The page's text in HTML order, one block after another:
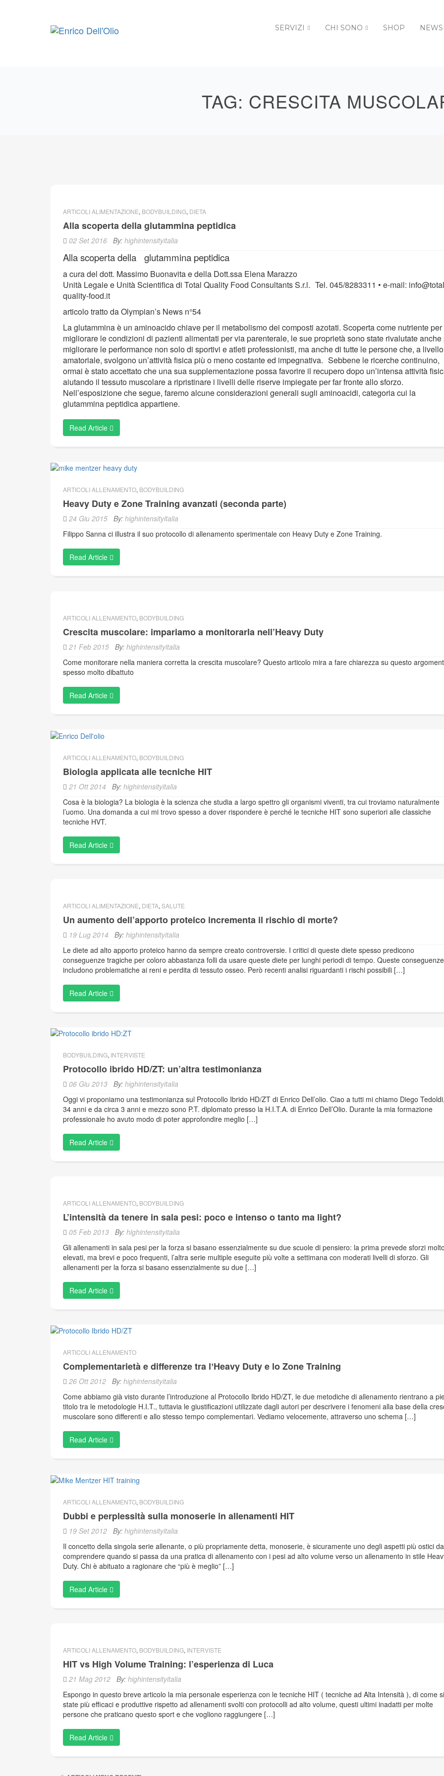
SERVIZI CHI SONO SHOP
TAG: CRESCITA
ARTICOLI ALIMENTAZIONE, BODYBUILDING, DIETA
Alla scoperta della glutammina peptidica
02 Set 2016 By: highintensityitalia
Alla scoperta della glutammina peptidica
a cura del dott. Massimo Buonavita e della Dott.ssa Elena Marazzo
Unità Legale e Unità Scientifica di Total Quality Food Consultants S.r.l. Tel. 045/8283311 • e-mail:
quality-food.it
articolo tratto da Olympian’s News n°54
La glutammina è un aminoacido chiave per il metabolismo dei composti azotati. Scoperta come nutriente per
migliorare le condizioni di pazienti alimentati per via parenterale, le sue proprietà sono state rivalutate anche
migliorare le performance non solo di sportivi e atleti professionisti, ma anche di tutte le persone che, a livello
amatoriale, svolgono un’attività fisica più o meno costante ed impegnativa. Sebbene le ricerche continuino,
ormai è stato accettato che una sua supplementazione possa favorire il recupero dopo un’intensa attività
aiutando il tessuto muscolare a ripristinare i livelli delle riserve impiegate per far fronte allo sforzo.
Nell’esposizione che segue, faremo alcune considerazioni generali sugli aminoacidi, categoria cui la
glutammina peptidica appartiene.
Read Article
ARTICOLI ALLENAMENTO, BODYBUILDING
Heavy Duty e Zone Training avanzati (seconda parte)
24 Giu 2015 By: highintensityitalia
Filippo Sanna ci illustra il suo protocollo di allenamento sperimentale con Heavy Duty e Zone Training.
Read Article
ARTICOLI ALLENAMENTO, BODYBUILDING
Crescita muscolare: impariamo a monitorarla nell’Heavy Duty
21 Feb 2015 By: highintensityitalia
Come monitorare nella maniera corretta la crescita muscolare? Questo articolo mira a fare chiarezza su questo
spesso molto dibattuto
Read Article
ARTICOLI ALLENAMENTO, BODYBUILDING
Biologia applicata alle tecniche HIT
21 Ott 2014 By: highintensityitalia
Cosa è la biologia? La biologia è la scienza che studia a largo spettro gli organismi viventi, tra cui troviamo naturalmente
l’uomo. Una domanda a cui mi trovo spesso a dover rispondere è perché le tecniche HIT sono superiori alle classiche
tecniche HVT.
Read Article
ARTICOLI ALIMENTAZIONE, DIETA, SALUTE
Un aumento dell’apporto proteico incrementa il rischio di morte?
19 Lug 2014 By: highintensityitalia
Le diete ad alto apporto proteico hanno da sempre creato controversie. I critici di queste diete spesso predicono
conseguenze tragiche per coloro abbastanza folli da usare queste diete per lunghi periodi di tempo. Queste conseguenze
includono problematiche ai reni e perdita di tessuto osseo. Però recenti analisi riguardanti i rischi possibili […]
Read Article
BODYBUILDING, INTERVISTE
Protocollo ibrido HD/ZT: un’altra testimonianza
06 Giu 2013 By: highintensityitalia
Oggi vi proponiamo una testimonianza sul Protocollo Ibrido HD/ZT di Enrico Dell’olio. Ciao a tutti mi chiamo Diego
34 anni e da circa 3 anni e mezzo sono P.T. diplomato presso la H.I.T.A. di Enrico Dell’Olio. Durante la mia formazione
professionale ho avuto modo di poter approfondire meglio […]
Read Article
ARTICOLI ALLENAMENTO, BODYBUILDING
L’intensità da tenere in sala pesi: poco e intenso o tanto ma light?
05 Feb 2013 By: highintensityitalia
Gli allenamenti in sala pesi per la forza si basano essenzialmente su due scuole di pensiero: la prima prevede sforzi
elevati, ma brevi e poco frequenti, l’altra serie multiple eseguite più volte a settimana con moderati livelli di sforzo. Gli
allenamenti per la forza si basano essenzialmente su due […]
Read Article
ARTICOLI ALLENAMENTO
Complementarietà e differenze tra lʼHeavy Duty e lo Zone Training
26 Ott 2012 By: highintensityitalia
Come abbiamo già visto durante l’introduzione al Protocollo Ibrido HD/ZT, le due metodiche di allenamento rientrano a
titolo tra le metodologie H.I.T., tuttavia le giustificazioni utilizzate dagli autori per descrivere i fenomeni alla base della
muscolare sono differenti e allo stesso tempo complementari. Vediamo velocemente, attraverso uno schema […]
Read Article
ARTICOLI ALLENAMENTO, BODYBUILDING
Dubbi e perplessità sulla monoserie in allenamenti HIT
19 Set 2012 By: highintensityitalia
Il concetto della singola serie allenante, o più propriamente detta, monoserie, è sicuramente uno degli aspetti più ostici da
comprendere quando si passa da una pratica di allenamento con i pesi ad alto volume verso un allenamento in stile
Duty. Chi è abituato a ragionare che “più è meglio” […]
Read Article
ARTICOLI ALLENAMENTO, BODYBUILDING, INTERVISTE
HIT vs High Volume Training: l’esperienza di Luca
21 Mag 2012 By: highintensityitalia
Espongo in questo breve articolo la mia personale esperienza con le tecniche HIT ( tecniche ad Alta Intensità ), di come
state più efficaci e produttive rispetto ad allenamenti svolti con protocolli ad alto volume, questi ultimi inadatti per molte
persone che praticano questo sport e che vogliono raggiungere […]
Read Article